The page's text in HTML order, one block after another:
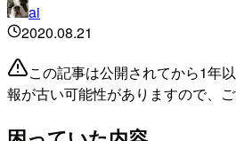
ai
2020.08.21
この記事は公開されてから1年
報が古い可能性がありますので、ご